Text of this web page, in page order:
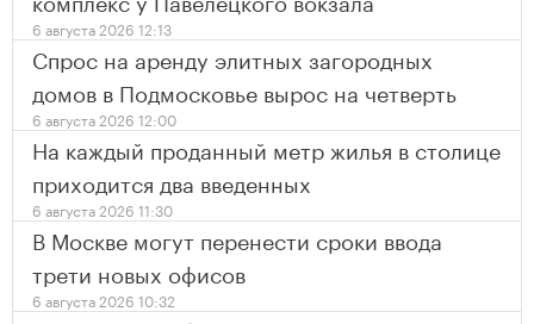
6 августа 2026 12:13
Спрос на аренду элитных загородных
домов в Подмосковье вырос на четверть
6 августа 2026 12:00
На каждый проданный метр жилья в столице
приходится два введенных
6 августа 2026 11:30
В Москве могут перенести сроки ввода
трети новых офисов
6 августа 2026 10:32